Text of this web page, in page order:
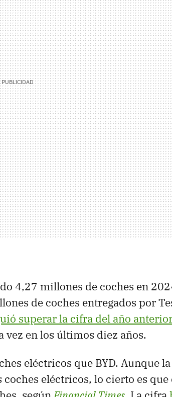
4,27 millones de coches en
de coches entregados por
superar la cifra del año
en los últimos diez años.
eléctricos que BYD. Aunque la
eléctricos, lo cierto es que